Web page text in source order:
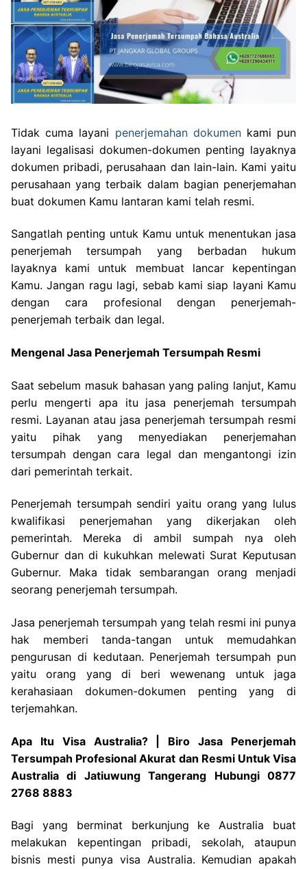
Tidak cuma layani penerjemahan dokumenkami pun
layani legalisasi dokumen-dokumen penting layaknya
dokumen pribadi, perusahaan dan lain-lain. Kami yaitu
perusahaan yang terbaik dalam bagian penerjemahan
buat dokumen Kamu lantaran kami telah resmi.
Sangatlah penting untuk Kamu untuk menentukan jasa
penerjemah tersumpah yang berbadan hukum
layaknya kami untuk membuat lancar kepentingan
Kamu. Jangan ragu lagi, sebab kami siap layani Kamu
dengan cara profesional dengan penerjemah-
penerjemah terbaik dan legal.
Mengenal Jasa Penerjemah Tersumpah Resmi
Saat sebelum masuk bahasan yang paling lanjut, Kamu
perlu mengerti apa itu jasa penerjemah tersumpah
resmi. Layanan atau jasa penerjemah tersumpah resmi
yaitu pihak yang menyediakan penerjemahan
tersumpah dengan cara legal dan mengantongi izin
dari pemerintah terkait.
Penerjemah tersumpah sendiri yaitu orang yang lulus
kwalifikasi penerjemahan yang dikerjakan oleh
pemerintah. Mereka di ambil sumpah nya oleh
Gubernur dan di kukuhkan melewati Surat Keputusan
Gubernur. Maka tidak sembarangan orang menjadi
seorang penerjemah tersumpah.
Jasa penerjemah tersumpah yang telah resmi ini punya
hak memberi tanda-tangan untuk memudahkan
pengurusan di kedutaan. Penerjemah tersumpah pun
yaitu orang yang di beri wewenang untuk jaga
kerahasiaan dokumen-dokumen penting yang di
terjemahkan.
Apa Itu Visa Australia? | Biro Jasa Penerjemah
Tersumpah Profesional Akurat dan Resmi Untuk Visa
Australia di Jatiuwung Tangerang Hubungi 0877
2768 8883
Bagi yang berminat berkunjung ke Australia buat
melakukan kepentingan pribadi, sekolah, ataupun
bisnis mesti punya visa Australia. Kemudian apakah